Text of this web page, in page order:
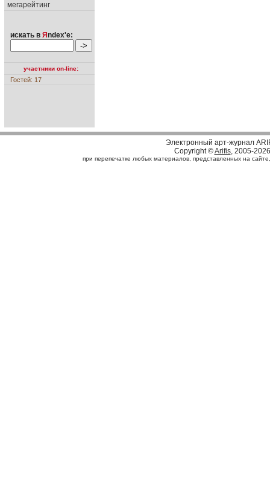
мегарейтинг
искать в Я ndex'е:
участники on-line:
Гостей: 17
Электронный арт-журнал
Copyright ©Arifis, 2005-2026
при перепечатке любых материалов, представленных на